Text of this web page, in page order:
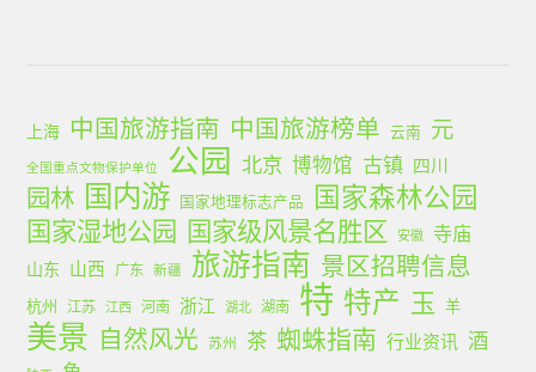
上海 中国旅游指南 中国旅游榜单 云南 元
全国重点文物保护单位 公园 北京 博物馆 古镇 四川
园林 国内游 国家地理标志产品 国家森林公园
国家湿地公园 国家级风景名胜区 安徽 寺庙
山东 山西 广东 新疆 旅游指南 景区招聘信息
杭州 江苏 江西 河南 浙江 湖北 湖南 特 特产 玉 羊
美景 自然风光 苏州 茶 蜘蛛指南 行业资讯 酒